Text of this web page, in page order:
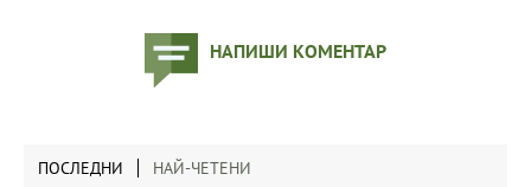
НАПИШИ КОМЕНТАР
ПОСЛЕДНИ НАЙ-ЧЕТЕНИ